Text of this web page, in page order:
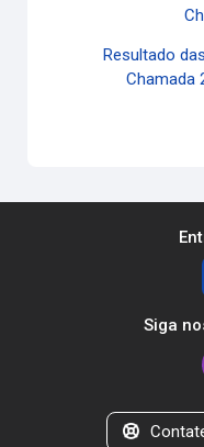
Resultado
Chamada
Siga